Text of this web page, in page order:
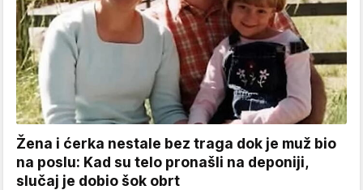
Žena i ćerka nestale bez traga dok je muž bio
na poslu: Kad su telo pronašli na deponiji,
slučaj je dobio šok obrt